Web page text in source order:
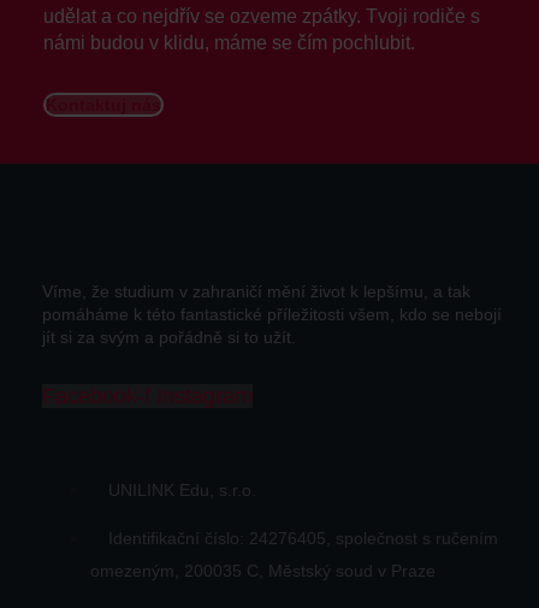
udělat a co nejdřív se ozveme zpátky. Tvoji rodiče s
námi budou v klidu, máme se čím pochlubit.
Kontaktuj nás
Víme, že studium v zahraničí mění život k lepšímu, a tak
pomáháme k této fantastické příležitosti všem, kdo se nebojí
jít si za svým a pořádně si to užít.
Facebook-f Instagram
UNILINK Edu, s.r.o.
Identifikační číslo: 24276405, společnost s ručením
omezeným, 200035 C, Městský soud v Praze